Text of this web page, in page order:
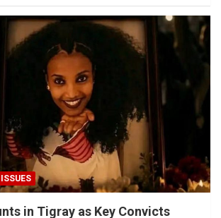
in Tigray as Key Convicts